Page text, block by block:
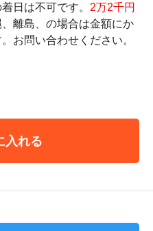
日は不可です。 2万2千円
離島、の場合は金額にか
お問い合わせください。
入れる